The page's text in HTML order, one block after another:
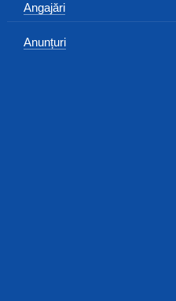
Angajări
Anunțuri